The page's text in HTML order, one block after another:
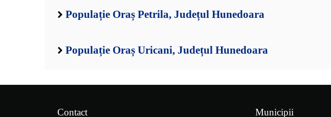
Populație Oraș Petrila, Județul Hunedoara
Populație Oraș Uricani, Județul Hunedoara
Contact Municipii